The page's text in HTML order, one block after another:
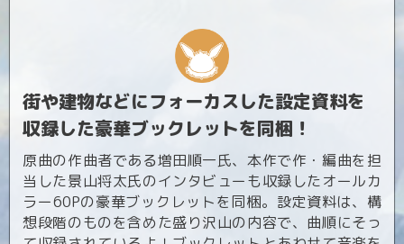
コミックパルフェ
閉じる
街や建物などにフォーカスした設定資料を
収録した豪華ブックレットを同梱！
原曲の作曲者である増田順一氏、本作で作・編曲を担
当した景山将太氏のインタビューも収録したオールカ
ラー60Pの豪華ブックレットを同梱。設定資料は、構
想段階のものを含めた盛り沢山の内容で、曲順にそっ